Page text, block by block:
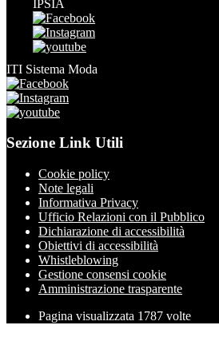
IPSIA
ITI Sistema Moda
Sezione Link Utili
Cookie policy
Note legali
Informativa Privacy
Ufficio Relazioni con il Pubblico
Dichiarazione di accessibilità
Obiettivi di accessibilità
Whistleblowing
Gestione consensi cookie
Amministrazione trasparente
Pagina visualizzata 1787 volte